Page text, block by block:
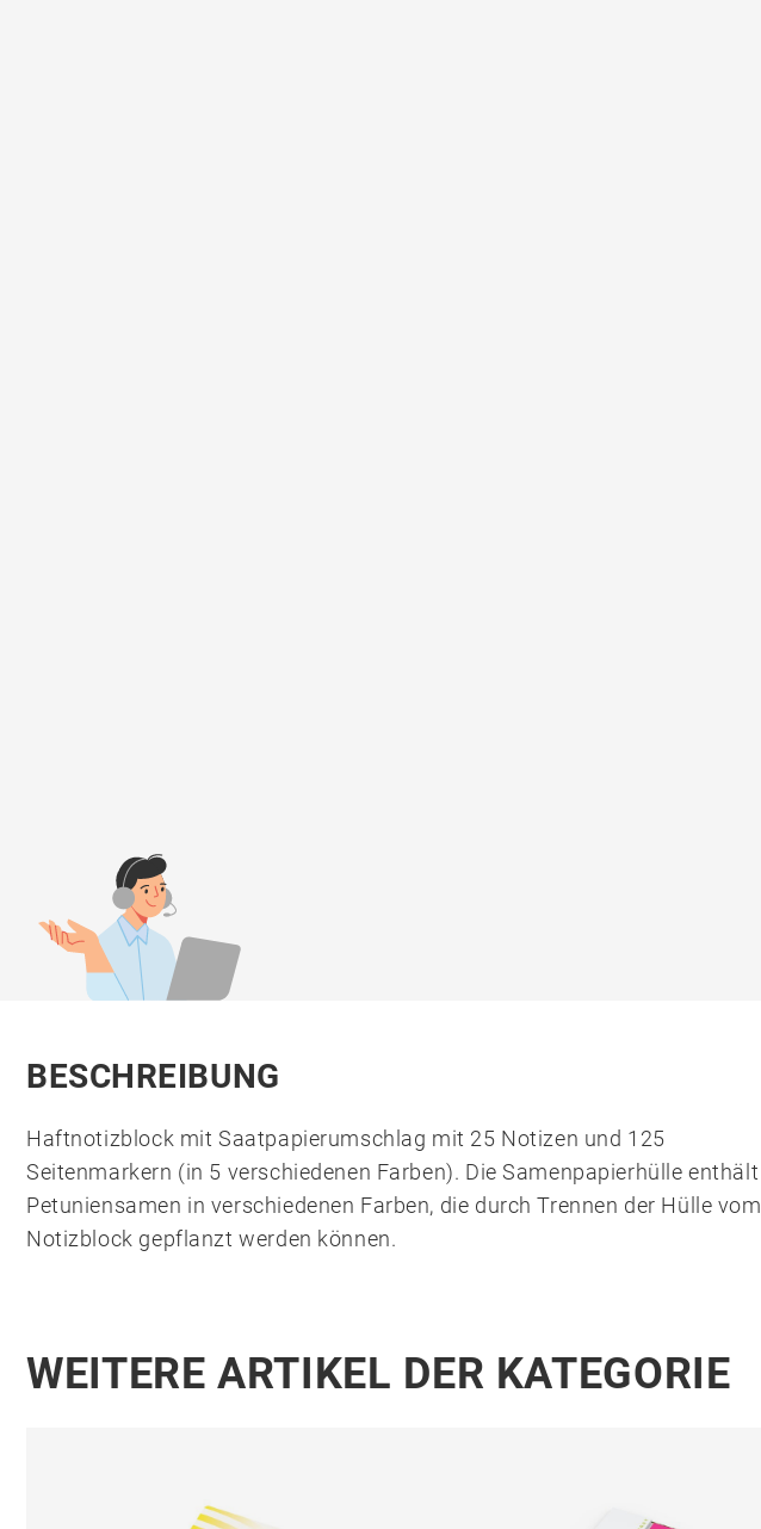
BESCHREIBUNG
Haftnotizblock mit Saatpapierumschlag mit 25 Notizen und 125
Seitenmarkern (in 5 verschiedenen Farben). Die Samenpapierhülle enthält
Petuniensamen in verschiedenen Farben, die durch Trennen der Hülle vom
Notizblock gepflanzt werden können.
WEITERE ARTIKEL DER KATEGORIE